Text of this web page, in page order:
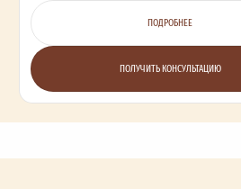
ПОДРОБНЕЕ
ПОЛУЧИТЬ КОНСУЛЬТАЦИЮ